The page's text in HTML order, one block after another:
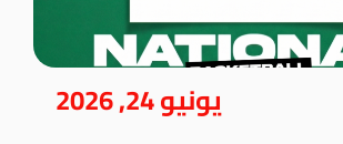
يونيو 24, 2026